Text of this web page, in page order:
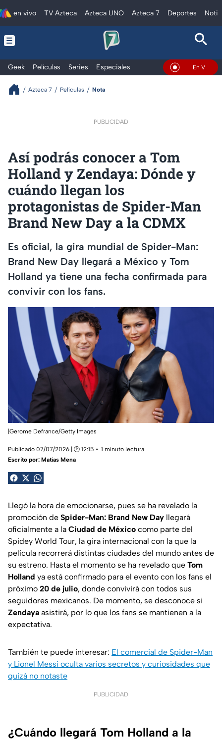
en vivo TV Azteca Azteca UNO Azteca 7 Deportes
Geek Películas Series Especiales En Vivo
Azteca 7 Películas Nota
PUBLICIDAD
Así podrás conocer a Tom
Holland y Zendaya: Dónde y
cuándo llegan los
protagonistas de Spider-Man
Brand New Day a la CDMX
Es oficial, la gira mundial de Spider-Man:
Brand New Day llegará a México y Tom
Holland ya tiene una fecha confirmada para
convivir con los fans.
|Gerome Defrance/Getty Images
Publicado 07/07/2026 | 🕑 12:15
1 minuto lectura
Escrito por: Matías Mena
Llegó la hora de emocionarse, pues se ha revelado la
promoción de Spider-Man: Brand New Day llegará
oficialmente a la Ciudad de México como parte del
Spidey World Tour, la gira internacional con la que la
película recorrerá distintas ciudades del mundo antes de
su estreno. Hasta el momento se ha revelado que Tom
Holland ya está confirmado para el evento con los fans el
próximo 20 de julio, donde convivirá con todos sus
seguidores mexicanos. De momento, se desconoce si
Zendaya asistirá, por lo que los fans se mantienen a la
expectativa.
También te puede interesar: El comercial de Spider-Man
y Lionel Messi oculta varios secretos y curiosidades que
quizá no notaste
PUBLICIDAD
¿Cuándo llegará Tom Holland a la